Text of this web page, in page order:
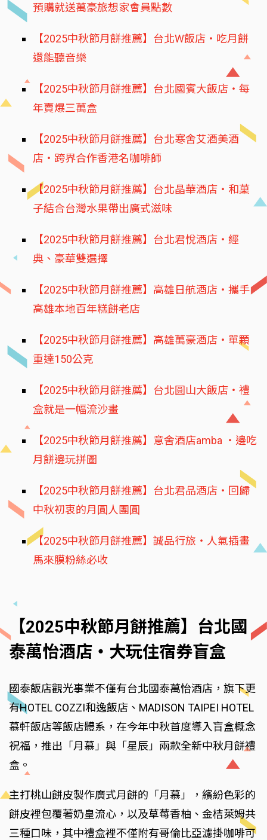
預購就送萬豪旅想家會員點數
【2025中秋節月餅推薦】台北W飯店‧吃月餅
還能聽音樂
【2025中秋節月餅推薦】台北國賓大飯店‧每
年賣爆三萬盒
【2025中秋節月餅推薦】台北寒舍艾酒美酒
店‧跨界合作香港名咖啡師
【2025中秋節月餅推薦】台北晶華酒店‧和菓
子結合台灣水果帶出廣式滋味
【2025中秋節月餅推薦】台北君悅酒店‧經
典、豪華雙選擇
【2025中秋節月餅推薦】高雄日航酒店‧攜手
高雄本地百年糕餅老店
【2025中秋節月餅推薦】高雄萬豪酒店‧單顆
重達150公克
【2025中秋節月餅推薦】台北圓山大飯店‧禮
盒就是一幅流沙畫
【2025中秋節月餅推薦】意舍酒店amba ‧邊吃
月餅邊玩拼圖
【2025中秋節月餅推薦】台北君品酒店‧回歸
中秋初衷的月圓人團圓
【2025中秋節月餅推薦】誠品行旅‧人氣插畫
馬來膜粉絲必收
【2025中秋節月餅推薦】台北國
泰萬怡酒店‧大玩住宿券盲盒
國泰飯店觀光事業不僅有台北國泰萬怡酒店，旗下更
有HOTEL COZZI和逸飯店、MADISON TAIPEI HOTEL
慕軒飯店等飯店體系，在今年中秋首度導入盲盒概念
祝福，推出「月慕」與「星辰」兩款全新中秋月餅禮
盒。
主打桃山餅皮製作廣式月餅的「月慕」，繽紛色彩的
餅皮裡包覆著奶皇流心，以及草莓香柚、金桔萊姆共
三種口味，其中禮盒裡不僅附有哥倫比亞濾掛咖啡可